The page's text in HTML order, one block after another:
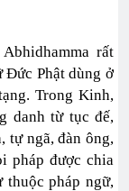
rất
Đức Phật dùng ở
Trong Kinh,
danh từ tục đế,
tự ngã, đàn ông,
pháp được chia
pháp ngữ,